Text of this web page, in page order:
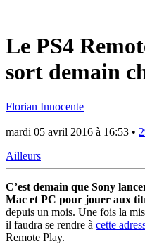
Le PS4
sort demain
Florian Innocente
mardi 05 avril 2016 à 16:53 •
Ailleurs
C’est demain que Sony
Mac et PC pour jouer aux
depuis un mois. Une fois la
il faudra se rendre à cette
Remote Play.